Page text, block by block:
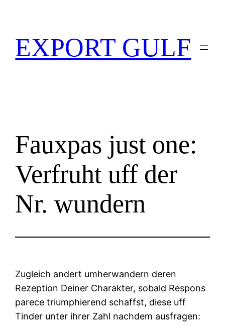
EXPORT GULF
Fauxpas just one:
Verfruht uff der
Nr. wundern
Zugleich andert umherwandern deren
Rezeption Deiner Charakter, sobald Respons
parece triumphierend schaffst, diese uff
Tinder unter ihrer Zahl nachdem ausfragen: